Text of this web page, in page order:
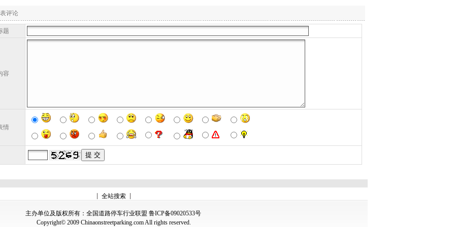
评论
题
容
情
全站搜索
主办单位及版权所有：全国道路停车行业联盟 鲁ICP备09020533号
Copyright© 2009 Chinaonstreetparking.com All rights reserved.